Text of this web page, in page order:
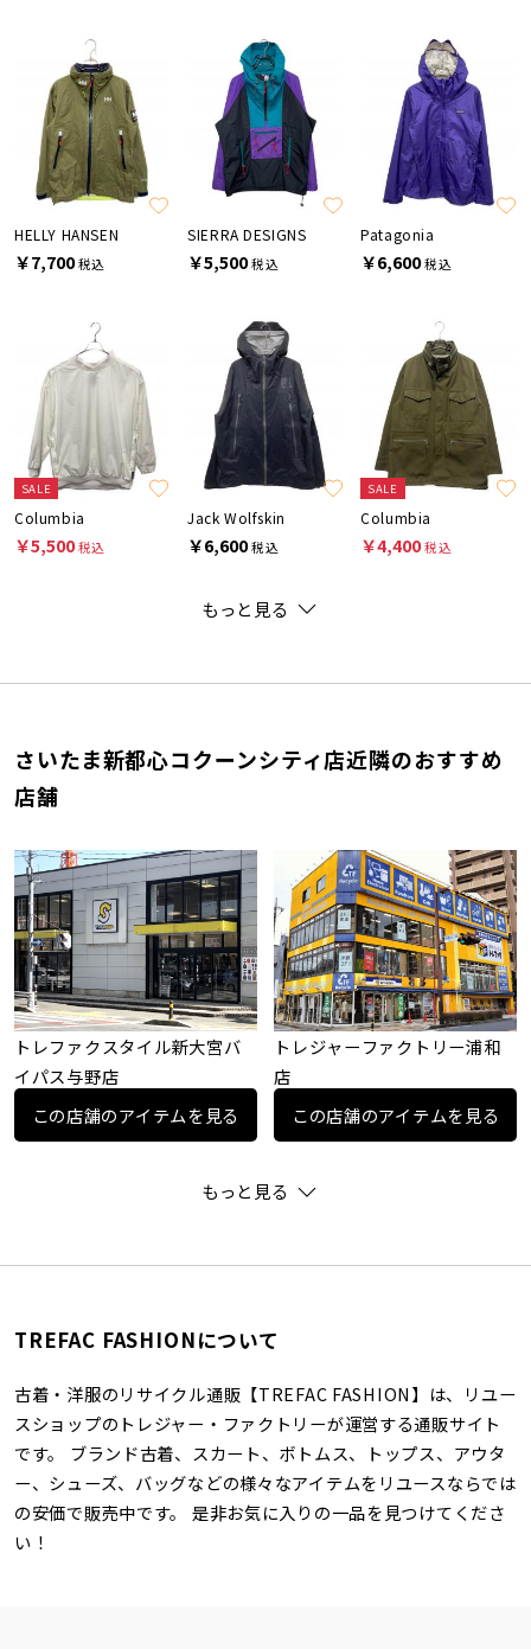
HELLY HANSEN
￥7,700税込
SIERRA DESIGNS
￥5,500税込
Patagonia
￥6,600税込
SALE
Columbia
￥5,500税込
Jack Wolfskin
￥6,600税込
SALE
Columbia
￥4,400税込
もっと見る
さいたま新都心コクーンシティ店近隣のおすすめ
店舗
トレファクスタイル新大宮バ
イパス与野店
この店舗のアイテムを見る
トレジャーファクトリー浦和
店
この店舗のアイテムを見る
もっと見る
TREFAC FASHIONについて
古着・洋服のリサイクル通販【TREFAC FASHION】は、リユー
スショップのトレジャー・ファクトリーが運営する通販サイト
です。 ブランド古着、スカート、ボトムス、トップス、アウタ
ー、シューズ、バッグなどの様々なアイテムをリユースならでは
の安価で販売中です。 是非お気に入りの一品を見つけてくださ
い！